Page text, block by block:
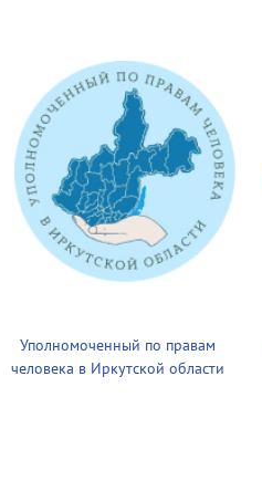
Уполномоченный по правам
человека в Иркутской области